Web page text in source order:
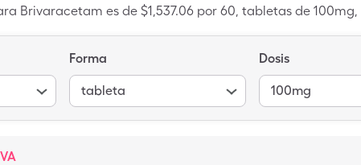
Brivaracetam es de $1,537.06 por 60, tabletas de
Forma
tableta
Dosis
100mg